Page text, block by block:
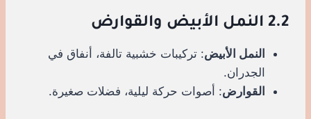
2.2 النمل الأبيض والقوارض
النمل الأبيض: تركيبات خشبية تالفة، أنفاق في
الجدران.
القوارض: أصوات حركة ليلية، فضلات صغيرة.